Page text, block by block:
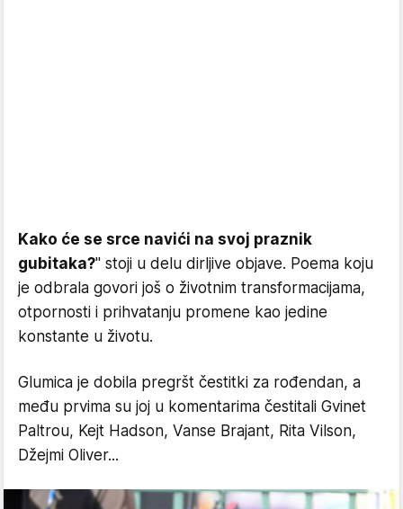
Kako će se srce navići na svoj praznik
gubitaka?" stoji u delu dirljive objave. Poema koju
je odbrala govori još o životnim transformacijama,
otpornosti i prihvatanju promene kao jedine
konstante u životu.
Glumica je dobila pregršt čestitki za rođendan, a
među prvima su joj u komentarima čestitali Gvinet
Paltrou, Kejt Hadson, Vanse Brajant, Rita Vilson,
Džejmi Oliver...